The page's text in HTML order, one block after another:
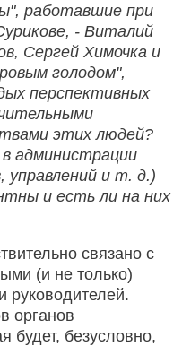
работавшие при
- Виталий
Сергей Химочка и
голодом",
перспективных
этих людей?
администрации
управлений и т. д.)
и есть ли на них
связано с
(и не только)
руководителей.
органов
будет, безусловно,